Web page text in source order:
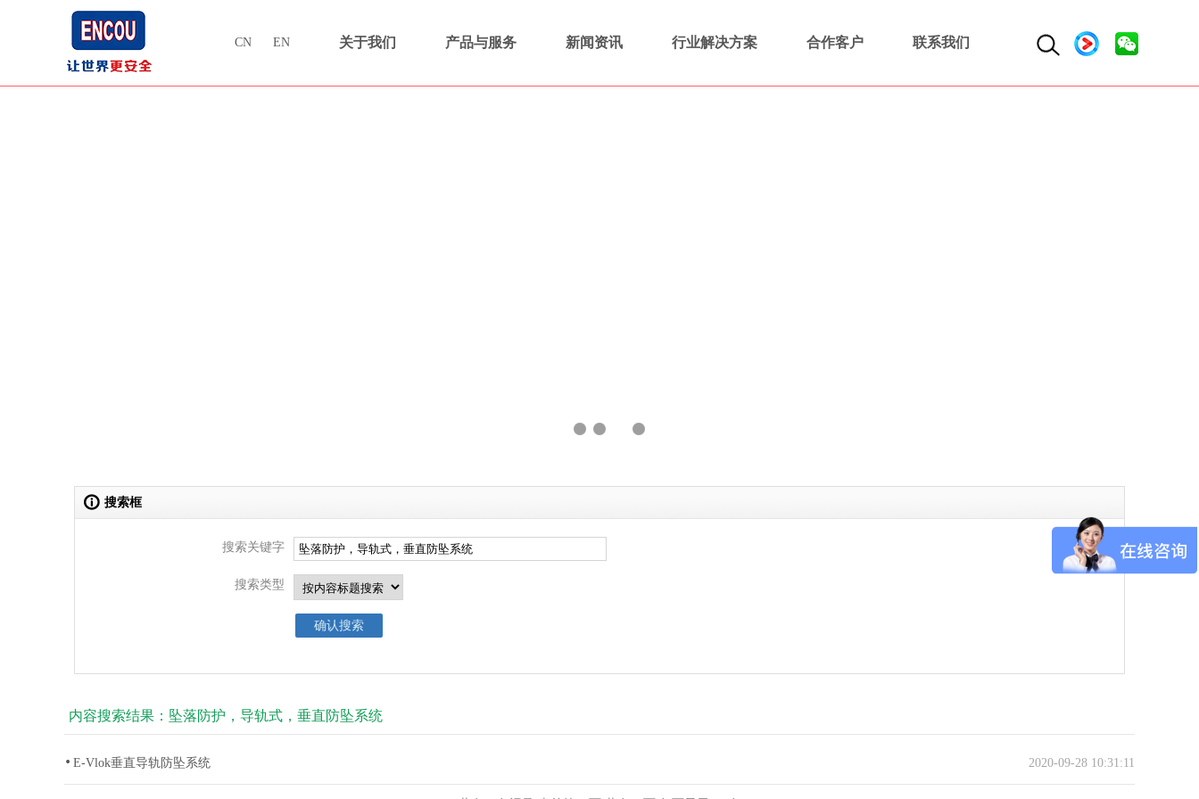
CN EN 关于我们 产品与服务 新闻资讯 行业解决方案 合作客户 联系我们
搜索框
搜索关键字
搜索类型
内容搜索结果：坠落防护，导轨式，垂直防坠系统
E-Vlok垂直导轨防坠系统 2020-09-28 10:31:11